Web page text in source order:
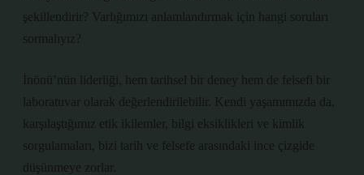
şekillendirir? Varlığımızı anlamlandırmak için hangi soruları
sormalıyız?
İnönü’nün liderliği, hem tarihsel bir deney hem de felsefi bir
laboratuvar olarak değerlendirilebilir. Kendi yaşamımızda da,
karşılaştığımız etik ikilemler, bilgi eksiklikleri ve kimlik
sorgulamaları, bizi tarih ve felsefe arasındaki ince çizgide
düşünmeye zorlar.